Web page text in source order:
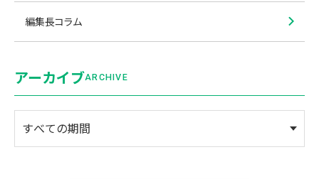
編集長コラム
アーカイブARCHIVE